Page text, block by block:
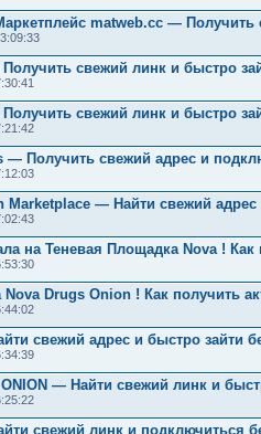
matweb.cc — Получить
свежий линк и быстро
свежий линк и быстро
— Получить свежий адрес и
Marketplace — Найти свежий
на Теневая Площадка Nova ! Как
Drugs Onion ! Как получить
свежий адрес и быстро зайти
— Найти свежий линк и
свежий линк и подключиться